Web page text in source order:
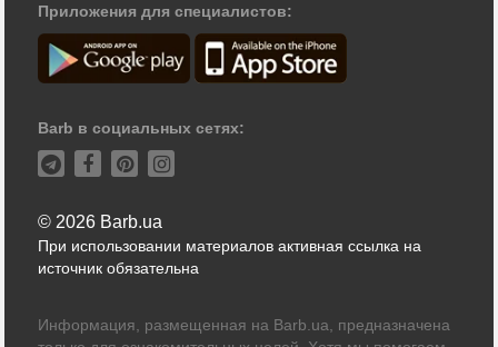
Приложения для специалистов:
Barb в социальных сетях:
© 2026 Barb.ua
При использовании материалов активная ссылка на
источник обязательна
Информация, размещенная на Barb.ua, предназначена